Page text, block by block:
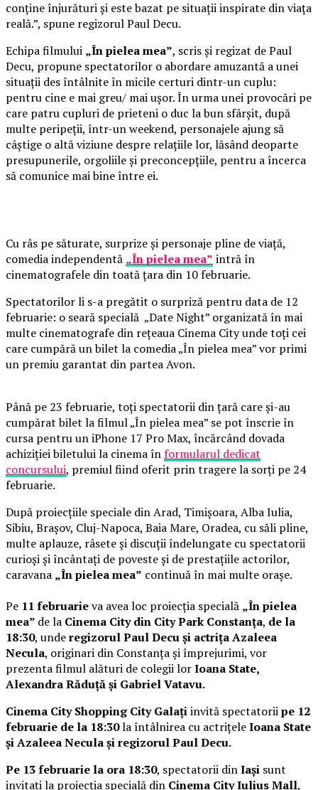
conține înjurături și este bazat pe situații inspirate din viața
reală.”, spune regizorul Paul Decu.
Echipa filmului „În pielea mea”, scris și regizat de Paul
Decu, propune spectatorilor o abordare amuzantă a unei
situații des întâlnite în micile certuri dintr-un cuplu:
pentru cine e mai greu/ mai ușor. În urma unei provocări pe
care patru cupluri de prieteni o duc la bun sfârșit, după
multe peripeții, într-un weekend, personajele ajung să
câștige o altă viziune despre relațiile lor, lăsând deoparte
presupunerile, orgoliile și preconcepțiile, pentru a încerca
să comunice mai bine între ei.
Cu râs pe săturate, surprize și personaje pline de viață,
comedia independentă „În pielea mea” intră în
cinematografele din toată țara din 10 februarie.
Spectatorilor li s-a pregătit o surpriză pentru data de 12
februarie: o seară specială „Date Night” organizată în mai
multe cinematografe din rețeaua Cinema City unde toți cei
care cumpără un bilet la comedia „În pielea mea” vor primi
un premiu garantat din partea Avon.
Până pe 23 februarie, toți spectatorii din țară care și-au
cumpărat bilet la filmul „În pielea mea” se pot înscrie în
cursa pentru un iPhone 17 Pro Max, încărcând dovada
achiziției biletului la cinema înformularul dedicat
concursului, premiul fiind oferit prin tragere la sorți pe 24
februarie.
După proiecțiile speciale din Arad, Timișoara, Alba Iulia,
Sibiu, Brașov, Cluj-Napoca, Baia Mare, Oradea, cu săli pline,
multe aplauze, râsete și discuții îndelungate cu spectatorii
curioși și încântați de poveste și de prestațiile actorilor,
caravana „În pielea mea” continuă în mai multe orașe.
Pe 11 februarieva avea loc proiecția specială „În pielea
mea” de la Cinema City din City Park Constanța, de la
18:30, underegizorul Paul Decu și actrița Azaleea
Necula, originari din Constanța și împrejurimi, vor
prezenta filmul alături de colegii lorIoana State,
Alexandra Răduță și Gabriel Vatavu.
Cinema City Shopping City Galațiinvită spectatoriipe 12
februarie de la 18:30la întâlnirea cu actrițeleIoana State
și Azaleea Necula și regizorul Paul Decu.
Pe 13 februarie la ora 18:30, spectatorii dinIași sunt
invitați la proiecția specială din Cinema City Iulius Mall,